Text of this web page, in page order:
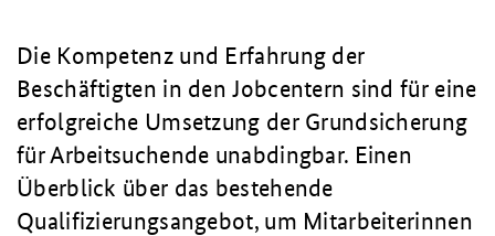
Die Kompetenz und Erfahrung der
Beschäftigten in den Jobcentern sind für eine
erfolgreiche Umsetzung der Grundsicherung
für Arbeitsuchende unabdingbar. Einen
Überblick über das bestehende
Qualifizierungsangebot, um Mitarbeiterinnen